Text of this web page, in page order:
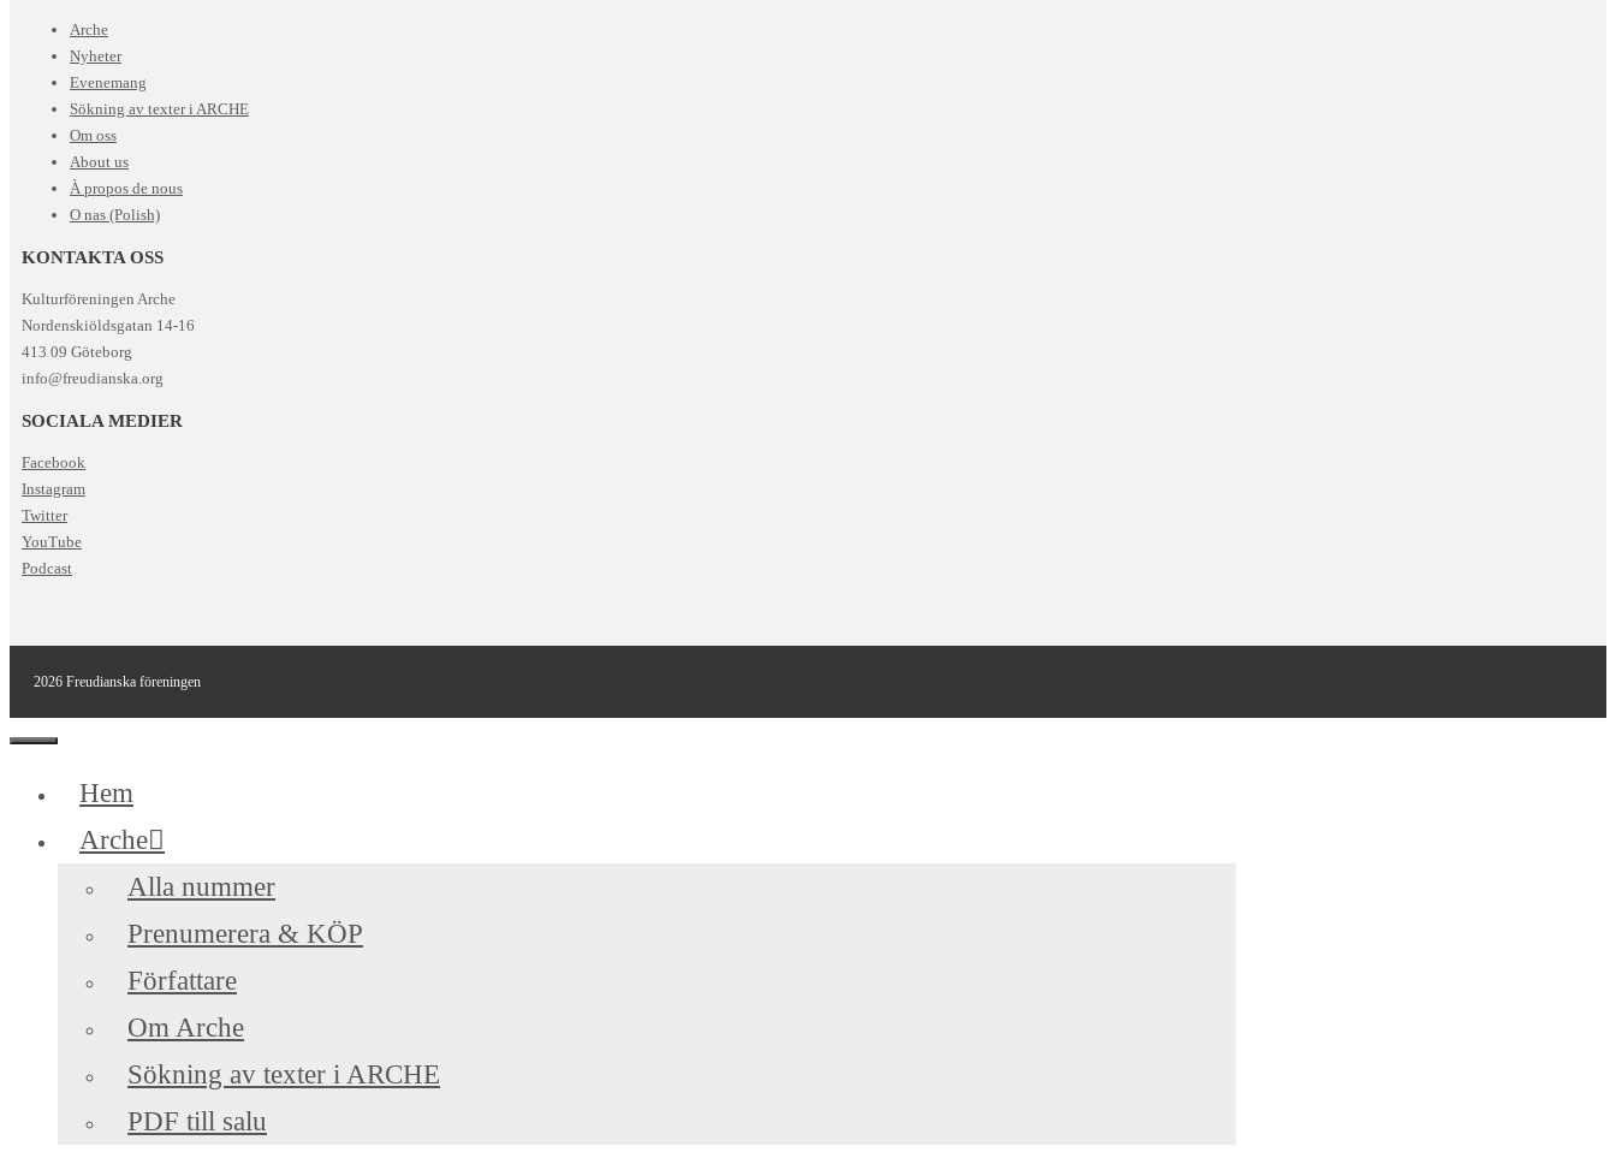
Arche
Nyheter
Evenemang
Sökning av texter i ARCHE
Om oss
About us
À propos de nous
O nas (Polish)
KONTAKTA OSS
Kulturföreningen Arche
Nordenskiöldsgatan 14-16
413 09 Göteborg
info@freudianska.org
SOCIALA MEDIER
Facebook
Instagram
Twitter
YouTube
Podcast
2026 Freudianska föreningen
Stäng
Hem
Arche
Alla nummer
Prenumerera & KÖP
Författare
Om Arche
Sökning av texter i ARCHE
PDF till salu